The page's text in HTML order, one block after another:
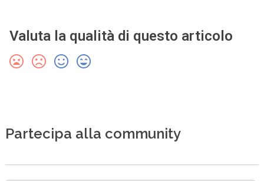
Valuta la qualità di questo articolo
Partecipa alla community